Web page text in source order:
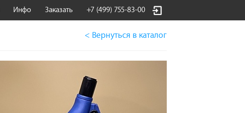
Инфо Заказать +7 (499) 755-83-00
< Вернуться в каталог